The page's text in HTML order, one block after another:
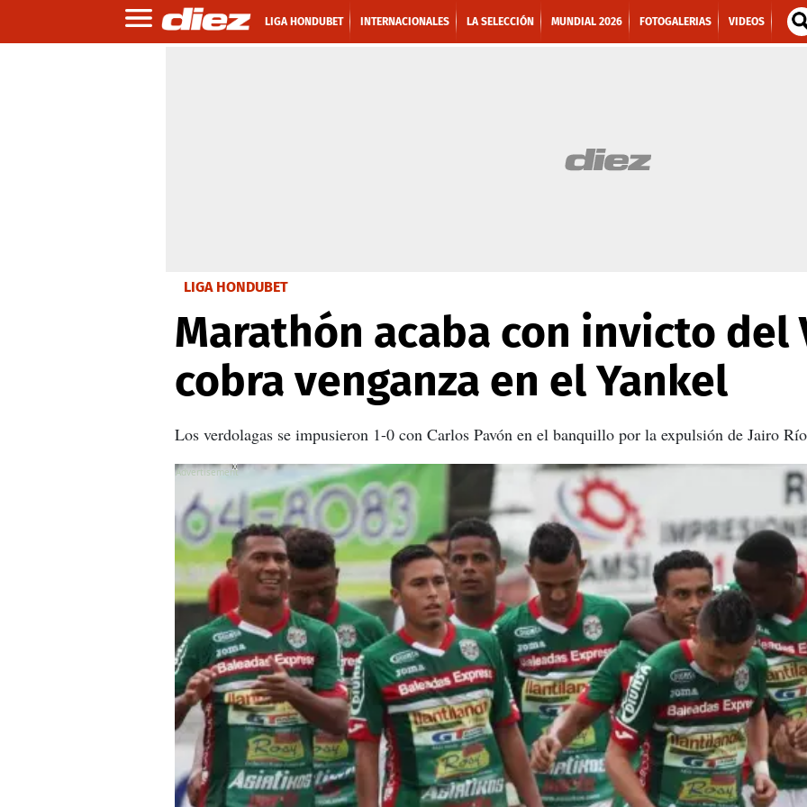
LIGA HONDUBET INTERNACIONALES LA SELECCIÓN MUNDIAL 2026 FOTOGALERIAS VIDEOS
LIGA HONDUBET
Marathón acaba con invicto del
cobra venganza en el Yankel
Los verdolagas se impusieron 1-0 con Carlos Pavón en el banquillo por la expulsión de Jairo
X